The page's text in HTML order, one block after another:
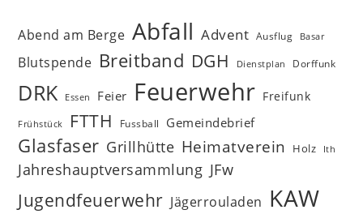
Abend am Berge Abfall Advent Ausflug Basar
Blutspende Breitband DGH Dienstplan Dorffunk
DRK Essen Feier Feuerwehr Freifunk
Frühstück FTTH Fussball Gemeindebrief
Glasfaser Grillhütte Heimatverein Holz Ith
Jahreshauptversammlung JFw
Jugendfeuerwehr Jägerrouladen KAW